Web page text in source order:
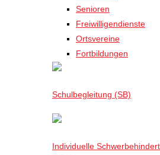
Senioren
Freiwilligendienste
Ortsvereine
Fortbildungen
Schulbegleitung (SB)
Individuelle